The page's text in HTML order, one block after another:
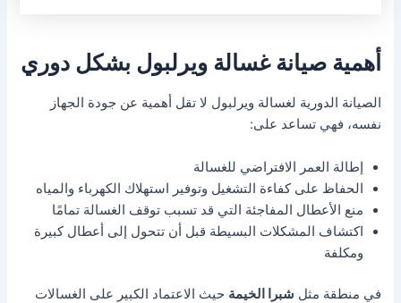
أهمية صيانة غسالة ويرلبول بشكل دوري
الصيانة الدورية لغسالة ويرلبول لا تقل أهمية عن جودة الجهاز
نفسه، فهي تساعد على:
إطالة العمر الافتراضي للغسالة
الحفاظ على كفاءة التشغيل وتوفير استهلاك الكهرباء والمياه
منع الأعطال المفاجئة التي قد تسبب توقف الغسالة تمامًا
اكتشاف المشكلات البسيطة قبل أن تتحول إلى أعطال كبيرة
ومكلفة
في منطقة مثل شبرا الخيمة حيث الاعتماد الكبير على الغسالات